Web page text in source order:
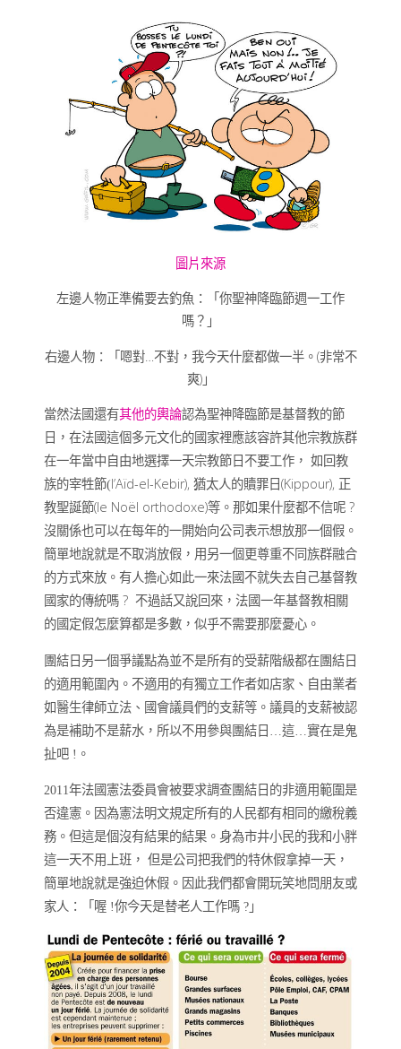
圖片來源
左邊人物正準備要去釣魚：「你聖神降臨節週一工作
嗎？」
右邊人物：「嗯對…不對，我今天什麼都做一半。(非常不
爽)」
當然法國還有其他的輿論認為聖神降臨節是基督教的節
日，在法國這個多元文化的國家裡應該容許其他宗教族群
在一年當中自由地選擇一天宗教節日不要工作， 如回教
族的宰牲節(l’Aïd-el-Kebir), 猶太人的贖罪日(Kippour), 正
教聖誕節(le Noël orthodoxe)等。那如果什麼都不信呢?
沒關係也可以在每年的一開始向公司表示想放那一個假。
簡單地說就是不取消放假，用另一個更尊重不同族群融合
的方式來放。有人擔心如此一來法國不就失去自己基督教
國家的傳統嗎? 不過話又說回來，法國一年基督教相關
的國定假怎麼算都是多數，似乎不需要那麼憂心。
團結日另一個爭議點為並不是所有的受薪階級都在團結日
的適用範圍內。不適用的有獨立工作者如店家、自由業者
如醫生律師立法、國會議員們的支薪等。議員的支薪被認
為是補助不是薪水，所以不用參與團結日
…這…實在是鬼
扯吧 ! 。
2011年法國憲法委員會被要求調查團結日的非適用範圍是
否違憲。因為憲法明文規定所有的人民都有相同的繳稅義
務。但這是個沒有結果的結果。身為市井小民的我和小胖
這一天不用上班， 但是公司把我們的特休假拿掉一天，
簡單地說就是強迫休假。因此我們都會開玩笑地問朋友或
家人：「喔 !你今天是替老人工作嗎 ?」